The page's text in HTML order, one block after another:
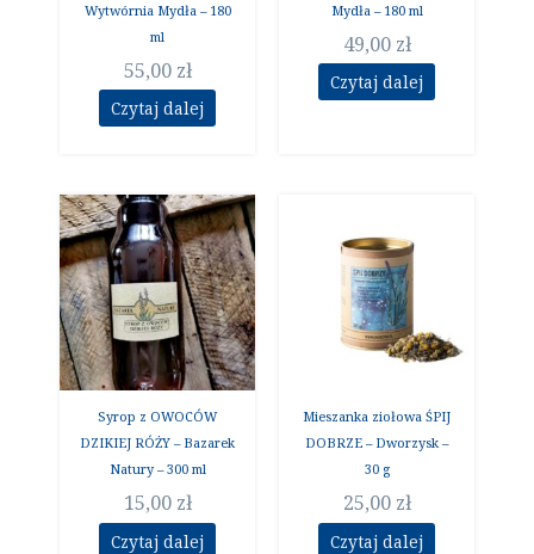
Wytwórnia Mydła – 180
ml
55,00 zł
Czytaj dalej
Mydła – 180 ml
49,00 zł
Czytaj dalej
Syrop z OWOCÓW
DZIKIEJ RÓŻY – Bazarek
Natury – 300 ml
15,00 zł
Czytaj dalej
Mieszanka ziołowa ŚPIJ
DOBRZE – Dworzysk –
30 g
25,00 zł
Czytaj dalej